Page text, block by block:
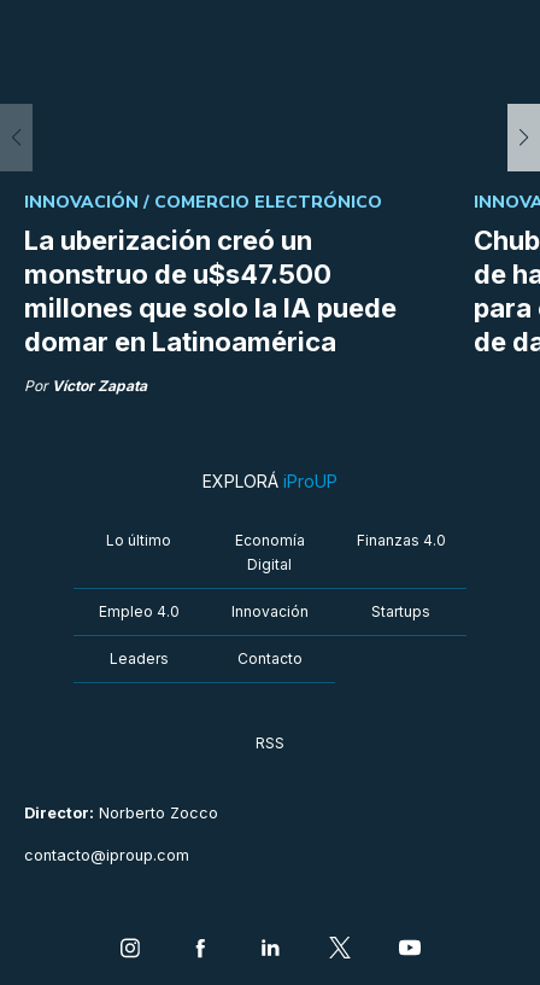
La uberización creó un
monstruo de u$s47.500
millones que solo la IA puede
domar en Latinoamérica
INNOVACIÓN / COMERCIO ELECTRÓNICO
Por Víctor Zapata
de
para
de
Director: Norberto Zocco
contacto@iproup.com
EXPLORÁ iProUP
Lo último
Economía
Digital
Finanzas 4.0
Empleo 4.0 Innovación Startups
Leaders Contacto
RSS